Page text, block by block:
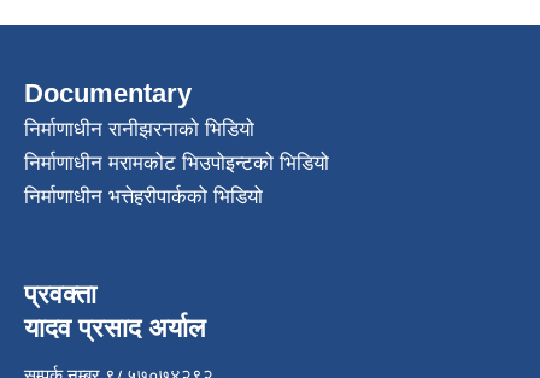
Documentary
निर्माणाधीन रानीझरनाको भिडियो
निर्माणाधीन मरामकोट भिउपोइन्टको भिडियो
निर्माणाधीन भत्तेहरीपार्कको भिडियो
प्रवक्ता
यादव प्रसाद अर्याल